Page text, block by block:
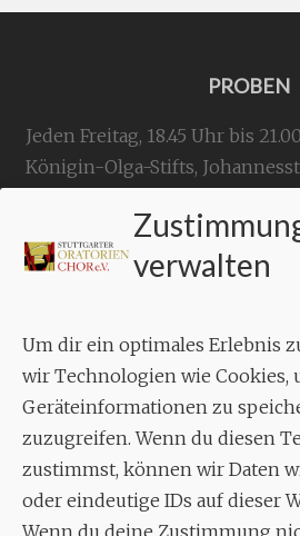
verwalten
Um dir ein optimales Erlebnis
wir Technologien wie Cookies,
Geräteinformationen zu
zuzugreifen. Wenn du diesen
zustimmst, können wir Daten
oder eindeutige IDs auf dieser
Wenn du deine Zustimmung
PROBEN
Jeden Freitag, 18.45 Uhr bis
Königin-Olga-Stifts,
KONTAKT
Aixheimer Str.
70619
MUSIK
Musikalischer
Enrico